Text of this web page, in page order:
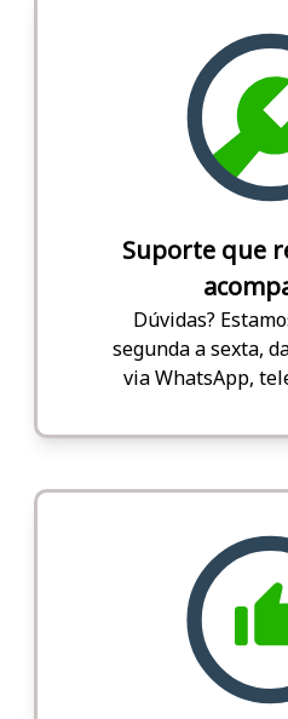
Suporte que
Dúvidas?
segunda a sexta,
via WhatsApp,